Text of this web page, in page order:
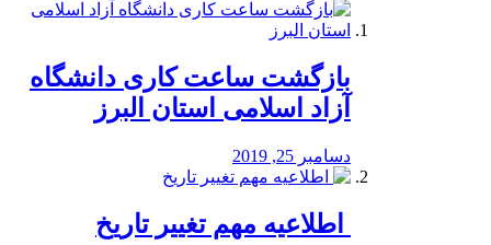
بازگشت ساعت کاری دانشگاه
آزاد اسلامی استان البرز
دسامبر 25, 2019
️ اطلاعیه مهم تغییر تاریخ